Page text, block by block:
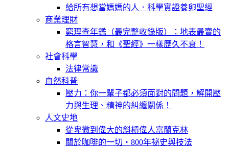
給所有想當媽媽的人．科學實證養卵聖經
商業理財
窮理查年鑑（最完整收錄版）：地表最賣的
格言智慧，和《聖經》一樣歷久不衰！
社會科學
法律常識
自然科普
壓力：你一輩子都必須面對的問題，解開壓
力與生理、精神的糾纏關係！
人文史地
從卑微到偉大的斜槓偉人富蘭克林
關於咖啡的一切‧800年祕史與技法